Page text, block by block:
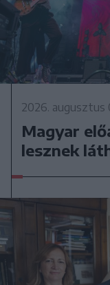
2026. augusztus
Magyar
lesznek